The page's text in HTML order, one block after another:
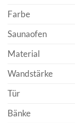
Farbe
Saunaofen
Material
Wandstärke
Tür
Bänke